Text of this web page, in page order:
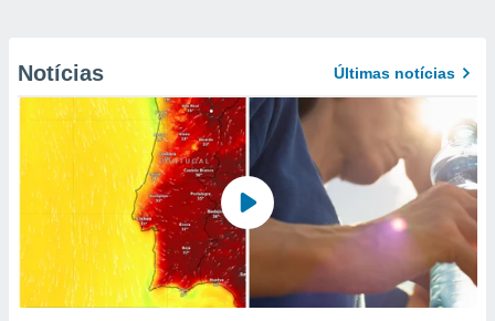
Notícias Últimas notícias